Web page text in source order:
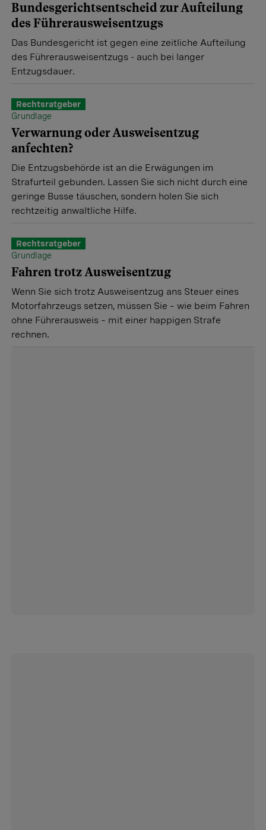
Bundesgerichtsentscheid zur Aufteilung
des Führerausweisentzugs
Das Bundesgericht ist gegen eine zeitliche Aufteilung
des Führerausweisentzugs - auch bei langer
Entzugsdauer.
Rechtsratgeber
Grundlage
Verwarnung oder Ausweisentzug
anfechten?
Die Entzugsbehörde ist an die Erwägungen im
Strafurteil gebunden. Lassen Sie sich nicht durch eine
geringe Busse täuschen, sondern holen Sie sich
rechtzeitig anwaltliche Hilfe.
Rechtsratgeber
Grundlage
Fahren trotz Ausweisentzug
Wenn Sie sich trotz Ausweisentzug ans Steuer eines
Motorfahrzeugs setzen, müssen Sie – wie beim Fahren
ohne Führerausweis – mit einer happigen Strafe
rechnen.